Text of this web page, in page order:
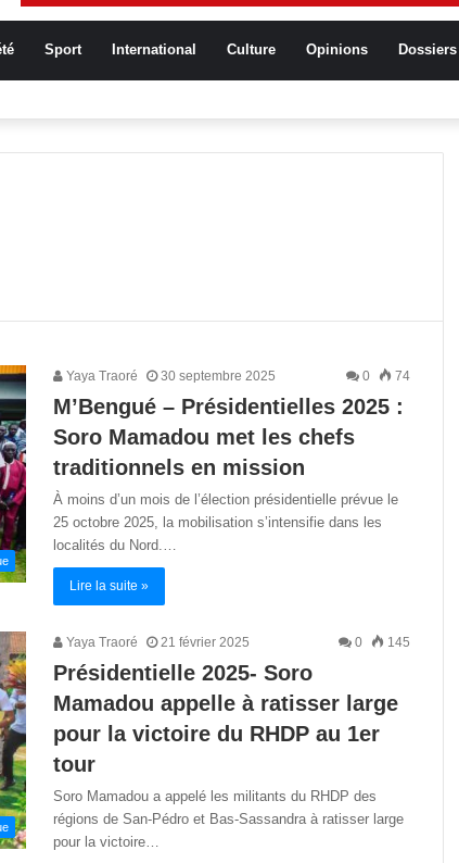
Sport International Culture Opinions Dossiers
Yaya Traoré 30 septembre 2025 0 74
M’Bengué – Présidentielles 2025 :
Soro Mamadou met les chefs
traditionnels en mission
À moins d’un mois de l’élection présidentielle prévue le
25 octobre 2025, la mobilisation s’intensifie dans les
localités du Nord.…
Lire la suite »
Yaya Traoré 21 février 2025 0 145
Présidentielle 2025- Soro
Mamadou appelle à ratisser large
pour la victoire du RHDP au 1er
tour
Soro Mamadou a appelé les militants du RHDP des
régions de San-Pédro et Bas-Sassandra à ratisser large
pour la victoire…